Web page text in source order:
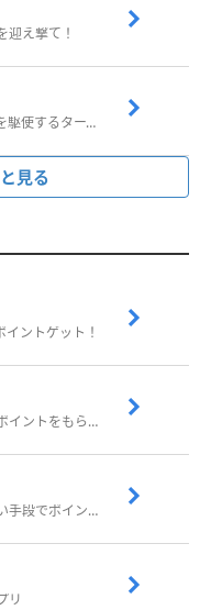
迎え撃て！
武器の『アビリティ』と『戦神』を駆使するターン制コマンドバトルRPG！
見る
イントゲット！
歩いてポイ活！日常生活でお得にポイントをもらおう
歩いたりアンケート回答など幅広い手段でポイントをゲット
リ